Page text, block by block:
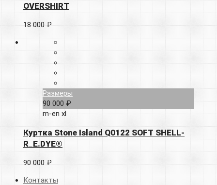
OVERSHIRT
18 000 ₽
Размеры
90 000 ₽
m-en xl
Куртка Stone Island Q0122 SOFT SHELL-
R_E.DYE®
90 000 ₽
Контакты